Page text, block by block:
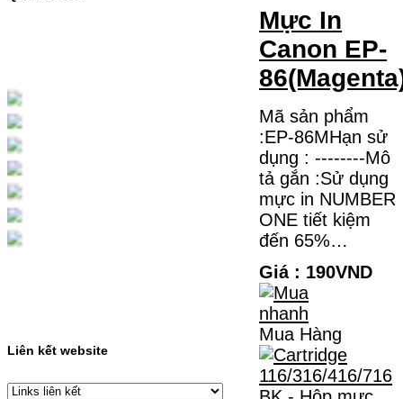
Chọn mua
HỘP MỰC MÀU SAMSUNG
CLT-403S CHO DÒNG MÁY
SL-C435/C436
HỘP MỰC MÀU SAMSUNG CLT-403S CHO
DÒNG MÁY SL-C435/C436MÃ HỘP MỰC:-
Samsung CLT-403S- Loại mực: Mực in laser
màuSỬ DỤNG CHO MÁY IN:- Samsung SL-
(W1110A) CHO DÒNG MÁY
Liên kết website
Mực In
Canon EP-
Mã sản phẩm
:EP-86MHạn sử
dụng : --------Mô
tả gắn :Sử dụng
mực in NUMBER
ONE tiết kiệm
đến 65%…
Giá : 190VND
Mua Hàng